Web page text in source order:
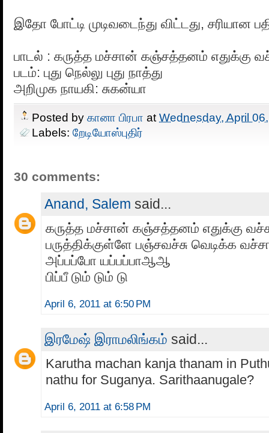
இதோ போட்டி முடிவடைந்து விட்டது, சரியான
பாடல் : கருத்த மச்சான் கஞ்சத்தனம் எதுக்கு
படம்: புது நெல்லு புது நாத்து
அறிமுக நாயகி: சுகன்யா
Posted by கானா பிரபா at Wednesday, April
Labels: றேடியோஸ்புதிர்
30 comments:
Anand, Salem said...
கருத்த மச்சான் கஞ்சத்தனம் எதுக்கு
பருத்திக்குள்ளே பஞ்சவச்சு வெடிக்க
அப்பப்போ யப்பப்பாஆஆ
பிப்பீ டும் டும் டு
April 6, 2011 at 6:50 PM
இரமேஷ் இராமலிங்கம் said...
Karutha machan kanja thanam in
nathu for Suganya. Sarithaanugale?
April 6, 2011 at 6:58 PM